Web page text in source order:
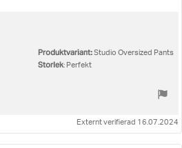
Produktvariant:Studio Oversized Pants
Storlek: Perfekt
Externt verifierad 16.07.2024